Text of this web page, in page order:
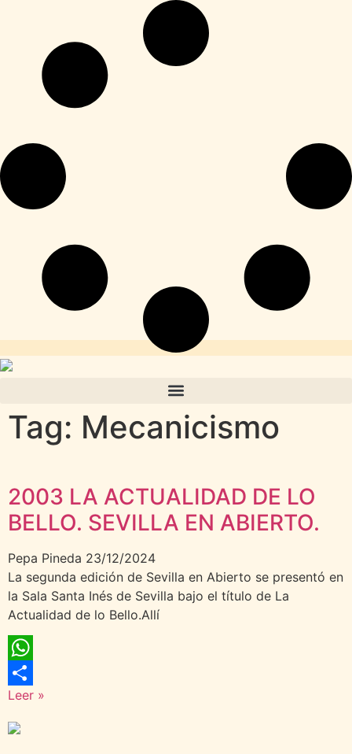
Tag: Mecanicismo
2003 LA ACTUALIDAD DE LO
BELLO. SEVILLA EN ABIERTO.
Pepa Pineda 23/12/2024
La segunda edición de Sevilla en Abierto se presentó en
la Sala Santa Inés de Sevilla bajo el título de La
Actualidad de lo Bello.Allí
WhatsApp
Compartir
Leer »